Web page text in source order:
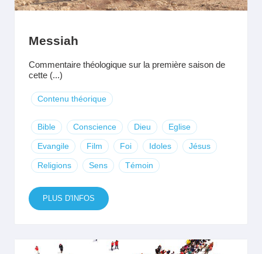
Messiah
Commentaire théologique sur la première saison de
cette (...)
Contenu théorique
Bible Conscience Dieu Eglise
Evangile Film Foi Idoles Jésus
Religions Sens Témoin
PLUS D'INFOS